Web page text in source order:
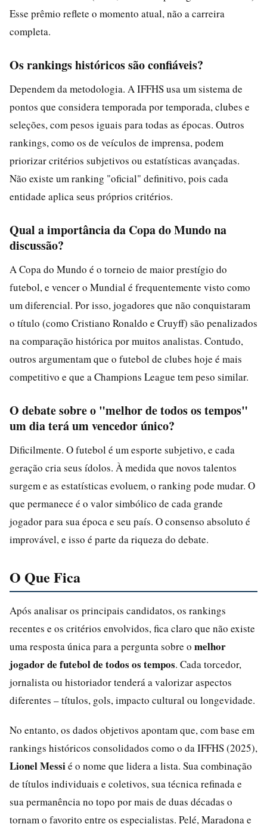
Esse prêmio reflete o momento atual, não a carreira
completa.
Os rankings históricos são confiáveis?
Dependem da metodologia. A IFFHS usa um sistema de
pontos que considera temporada por temporada, clubes e
seleções, com pesos iguais para todas as épocas. Outros
rankings, como os de veículos de imprensa, podem
priorizar critérios subjetivos ou estatísticas avançadas.
Não existe um ranking "oficial" definitivo, pois cada
entidade aplica seus próprios critérios.
Qual a importância da Copa do Mundo na
discussão?
A Copa do Mundo é o torneio de maior prestígio do
futebol, e vencer o Mundial é frequentemente visto como
um diferencial. Por isso, jogadores que não conquistaram
o título (como Cristiano Ronaldo e Cruyff) são penalizados
na comparação histórica por muitos analistas. Contudo,
outros argumentam que o futebol de clubes hoje é mais
competitivo e que a Champions League tem peso similar.
O debate sobre o "melhor de todos os tempos"
um dia terá um vencedor único?
Dificilmente. O futebol é um esporte subjetivo, e cada
geração cria seus ídolos. À medida que novos talentos
surgem e as estatísticas evoluem, o ranking pode mudar. O
que permanece é o valor simbólico de cada grande
jogador para sua época e seu país. O consenso absoluto é
improvável, e isso é parte da riqueza do debate.
O Que Fica
Após analisar os principais candidatos, os rankings
recentes e os critérios envolvidos, fica claro que não existe
uma resposta única para a pergunta sobre o melhor
jogador de futebol de todos os tempos. Cada torcedor,
jornalista ou historiador tenderá a valorizar aspectos
diferentes – títulos, gols, impacto cultural ou longevidade.
No entanto, os dados objetivos apontam que, com base em
rankings históricos consolidados como o da IFFHS (2025),
Lionel Messié o nome que lidera a lista. Sua combinação
de títulos individuais e coletivos, sua técnica refinada e
sua permanência no topo por mais de duas décadas o
tornam o favorito entre os especialistas. Pelé, Maradona e